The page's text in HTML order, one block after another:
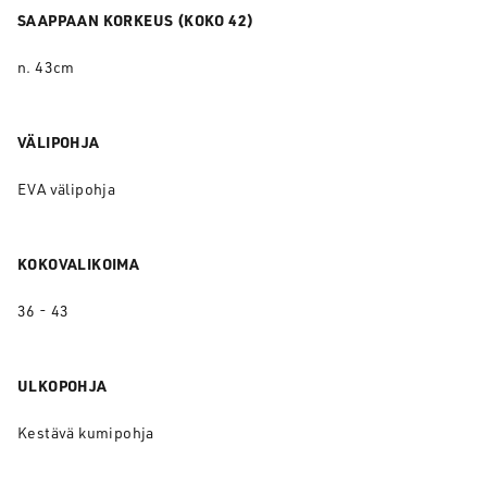
SAAPPAAN KORKEUS (KOKO 42)
n. 43cm
VÄLIPOHJA
EVA välipohja
KOKOVALIKOIMA
36 - 43
ULKOPOHJA
Kestävä kumipohja